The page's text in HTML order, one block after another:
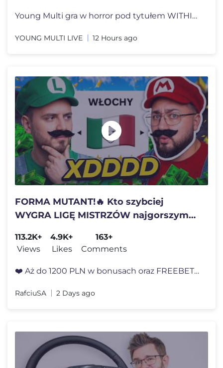
Young Multi gra w horror pod tytułem WITHIN OF STATIC - NORTHGATE MAL
YOUNG MULTI LIVE 12 Hours ago
FORMA MUTANT!🔥 Kto szybciej
WYGRA LIGĘ MISTRZÓW najgorszym
113.2K+
Views
4.9K+
Likes
163+
Comments
❤️ Aż do 1200 PLN w bonusach oraz FREEBET 15 PLN bez depozytu: ht
RafciuSA 2 Days ago